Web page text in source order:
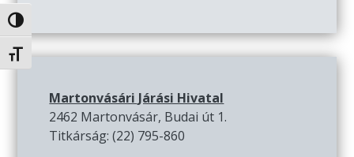
Nagy kontraszt váltása
Betűméret váltása
Martonvásári Járási Hivatal
2462 Martonvásár, Budai út 1.
Titkárság: (22) 795-860